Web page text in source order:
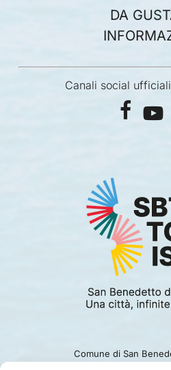
DA
Canali social ufficiali
Comune di San